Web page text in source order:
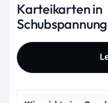
Karteikarten in
Schubspannung